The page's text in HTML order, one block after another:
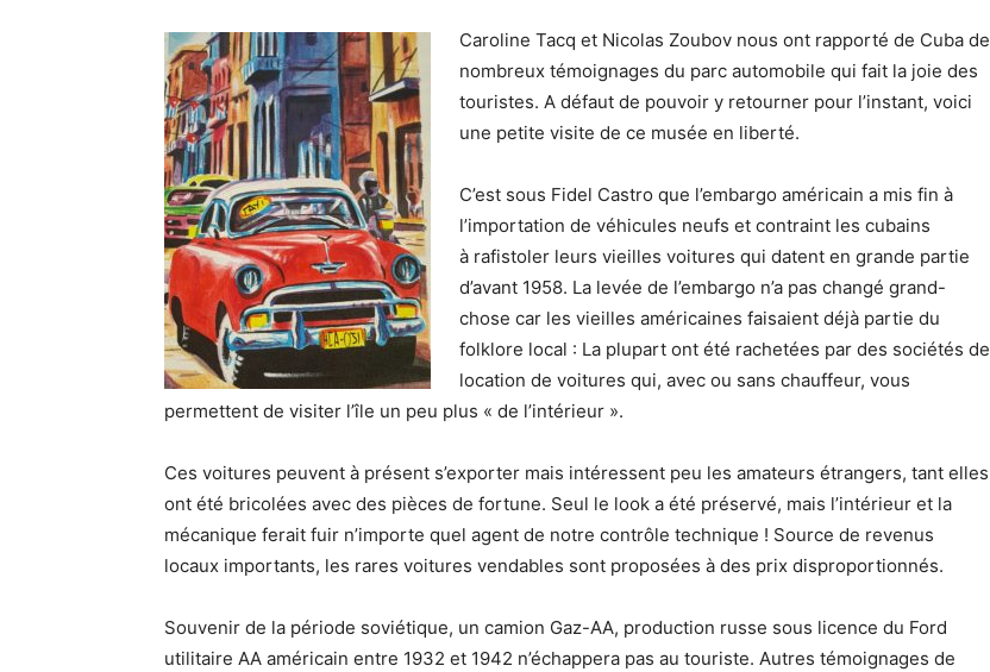
Caroline Tacq et Nicolas Zoubov nous ont rapporté de Cuba de
nombreux témoignages du parc automobile qui fait la joie des
touristes. A défaut de pouvoir y retourner pour l’instant, voici
une petite visite de ce musée en liberté.
C’est sous Fidel Castro que l’embargo américain a mis fin à
l’importation de véhicules neufs et contraint les cubains
à rafistoler leurs vieilles voitures qui datent en grande partie
d’avant 1958. La levée de l’embargo n’a pas changé grand-
chose car les vieilles américaines faisaient déjà partie du
folklore local : La plupart ont été rachetées par des sociétés de
location de voitures qui, avec ou sans chauffeur, vous
permettent de visiter l’île un peu plus « de l’intérieur ».
Ces voitures peuvent à présent s’exporter mais intéressent peu les amateurs étrangers, tant elles
ont été bricolées avec des pièces de fortune. Seul le look a été préservé, mais l’intérieur et la
mécanique ferait fuir n’importe quel agent de notre contrôle technique ! Source de revenus
locaux importants, les rares voitures vendables sont proposées à des prix disproportionnés.
Souvenir de la période soviétique, un camion Gaz-AA, production russe sous licence du Ford
utilitaire AA américain entre 1932 et 1942 n’échappera pas au touriste. Autres témoignages de